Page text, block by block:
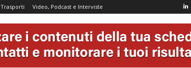
Trasporti Video, Podcast e Interviste